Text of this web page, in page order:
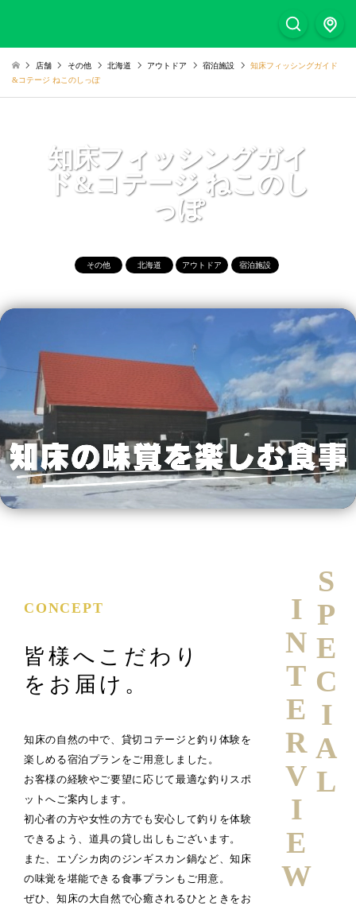
店舗 その他 北海道 アウトドア 宿泊施設
知床フィッシングガイド
&コテージ ねこのしっぽ
知床フィッシングガイ
ド&コテージ ねこのし
っぽ
その他 北海道 アウトドア 宿泊施設
CONCEPT
皆様へこだわり
をお届け。
知床の自然の中で、貸切コテージと釣り体験を
楽しめる宿泊プランをご用意しました。
お客様の経験やご要望に応じて最適な釣りスポ
ットへご案内します。
初心者の方や女性の方でも安心して釣りを体験
できるよう、道具の貸し出しもございます。
また、エゾシカ肉のジンギスカン鍋など、知床
の味覚を堪能できる食事プランもご用意。
ぜひ、知床の大自然で心癒されるひとときをお
SPECIAL
INTERVIEW